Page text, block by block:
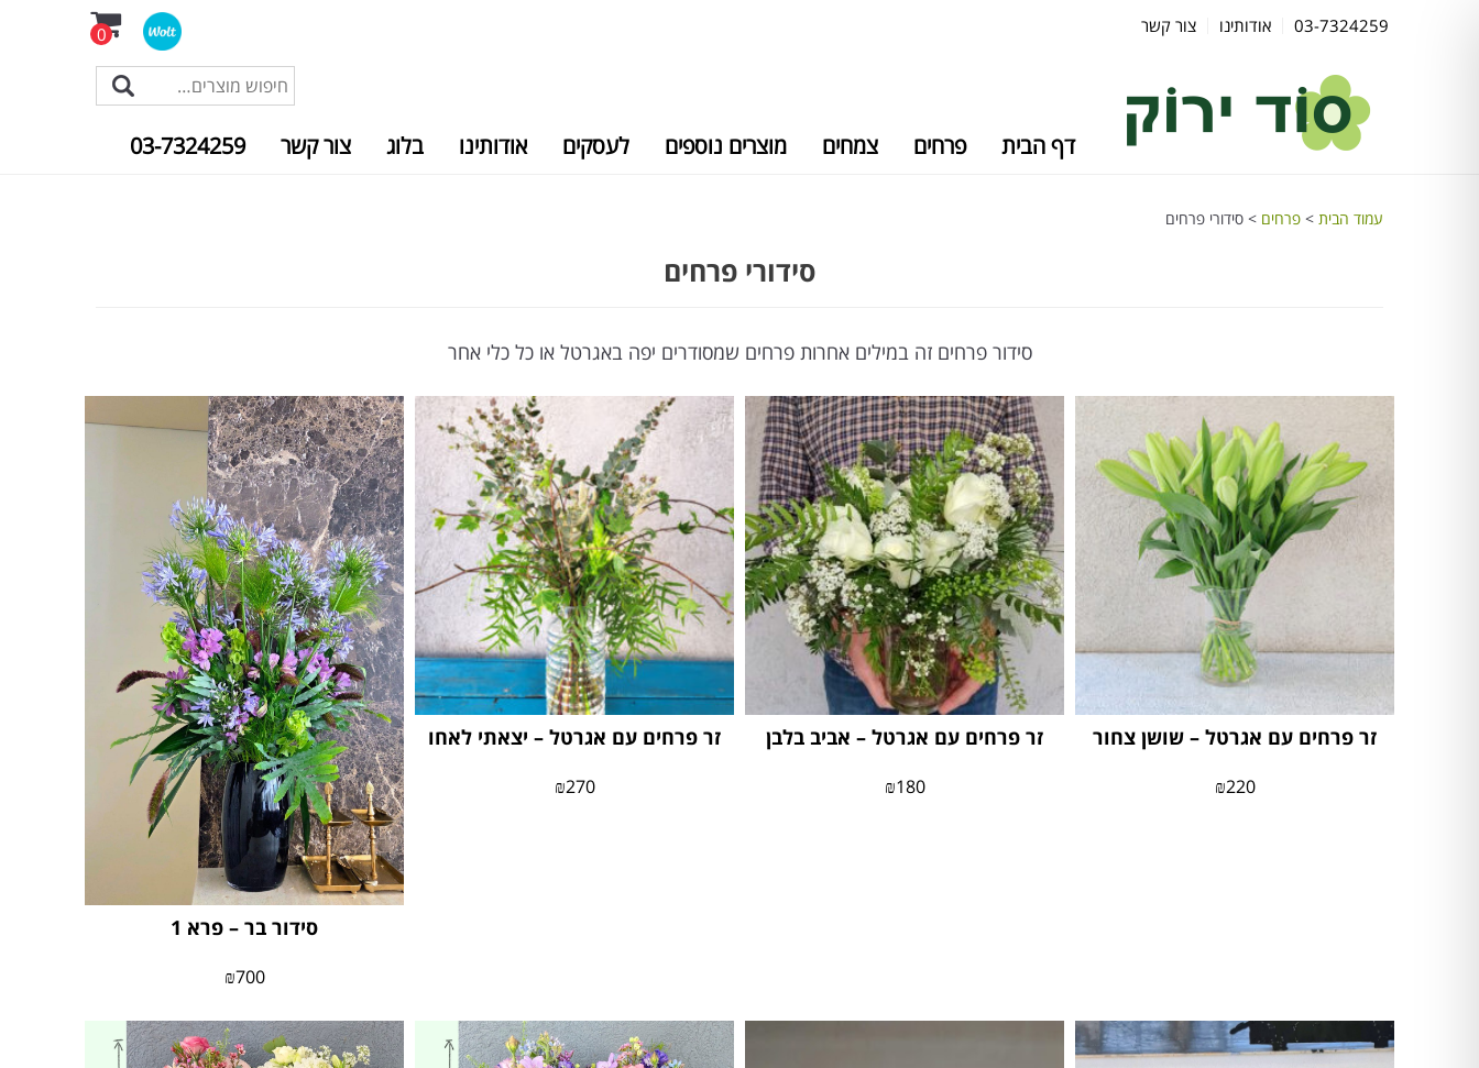
03-7324259 אודותינו צור קשר 0
דף הבית פרחים צמחים מוצרים נוספים לעסקים אודותינו בלוג צור קשר 03-7324259
עמוד הבית > פרחים > סידורי פרחים
סידורי פרחים
סידור פרחים זה במילים אחרות פרחים שמסודרים יפה באגרטל או כל כלי אחר
זר פרחים עם אגרטל – שושן צחור
₪220
זר פרחים עם אגרטל – אביב בלבן
₪180
זר פרחים עם אגרטל – יצאתי לאחו
₪270
סידור בר – פרא 1
₪700